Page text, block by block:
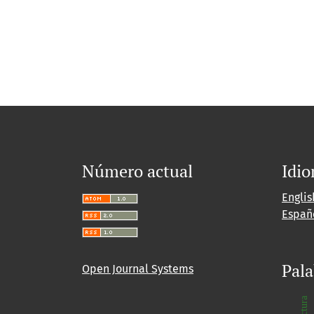
Número actual
Open Journal Systems